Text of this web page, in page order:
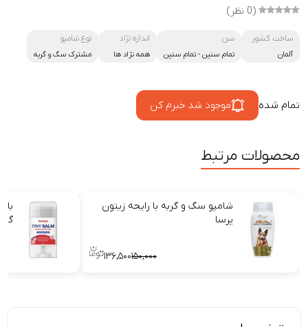
(0 نظر)
ساخت کشور
آلمان
سن
تمام سنین- تمام سنین
اندازه نژاد
همه نژاد ها
نوع شامپو
مشترک سگ و گربه
تمام شده موجود شد خبرم کن
محصولات مرتبط
شامپو سگ و گربه با رایحه زیتون
پرسا
۱۵۰,۰۰۰۱۳۶,۵۰۰